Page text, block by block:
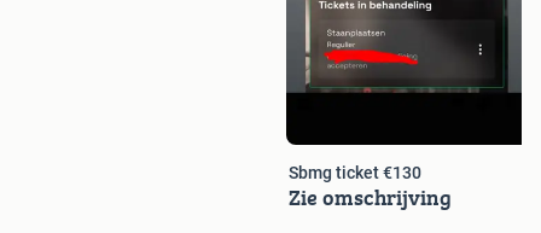
Sbmg ticket €130
Zie omschrijving